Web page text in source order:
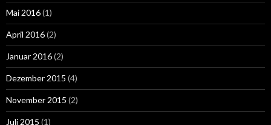
Mai 2016(1)
April 2016(2)
Januar 2016(2)
Dezember 2015 (4)
November 2015 (2)
Juli 2015 (1)